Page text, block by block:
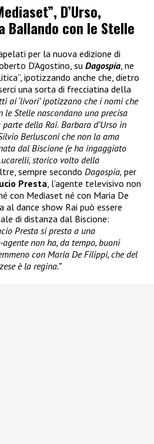
D’Urso,
Ballando con le Stelle
per la nuova edizione di
D’Agostino, su Dagospia, ne
ipotizzando anche che, dietro
una sorta di frecciatina della
ai ‘livori’ ipotizzano che i nomi che
Stelle nascondano una precisa
della Rai. Barbara d’Urso in
Berlusconi che non la ama
dal Biscione (e ha ingaggiato
storico volto della
sempre secondo Dagospia, per
Presta, l’agente televisivo non
con Mediaset né con Maria De
al dance show Rai può essere
di distanza dal Biscione:
Presta si presta a una
non ha, da tempo, buoni
con Maria De Filippi, che del
è la regina.”